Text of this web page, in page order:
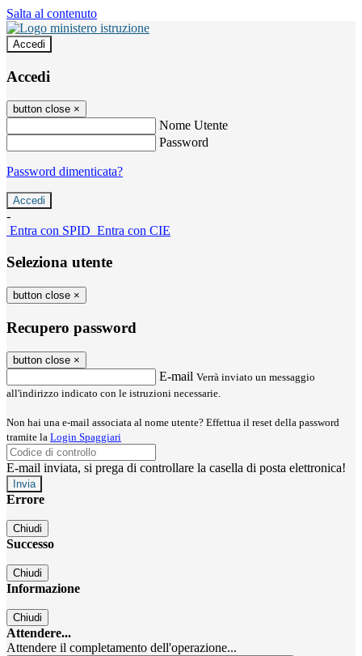
Salta al contenuto
Accedi
Accedi
button close ×
Nome Utente
Password
Password dimenticata?
-
Entra con SPID Entra con CIE
Seleziona utente
button close ×
Recupero password
button close ×
E-mail Verrà inviato un messaggio
all'indirizzo indicato con le istruzioni necessarie.
Non hai una e-mail associata al nome utente? Effettua il reset della password
tramite la Login Spaggiari
E-mail inviata, si prega di controllare la casella di posta elettronica!
Errore
Chiudi
Successo
Chiudi
Informazione
Chiudi
Attendere...
Attendere il completamento dell'operazione...